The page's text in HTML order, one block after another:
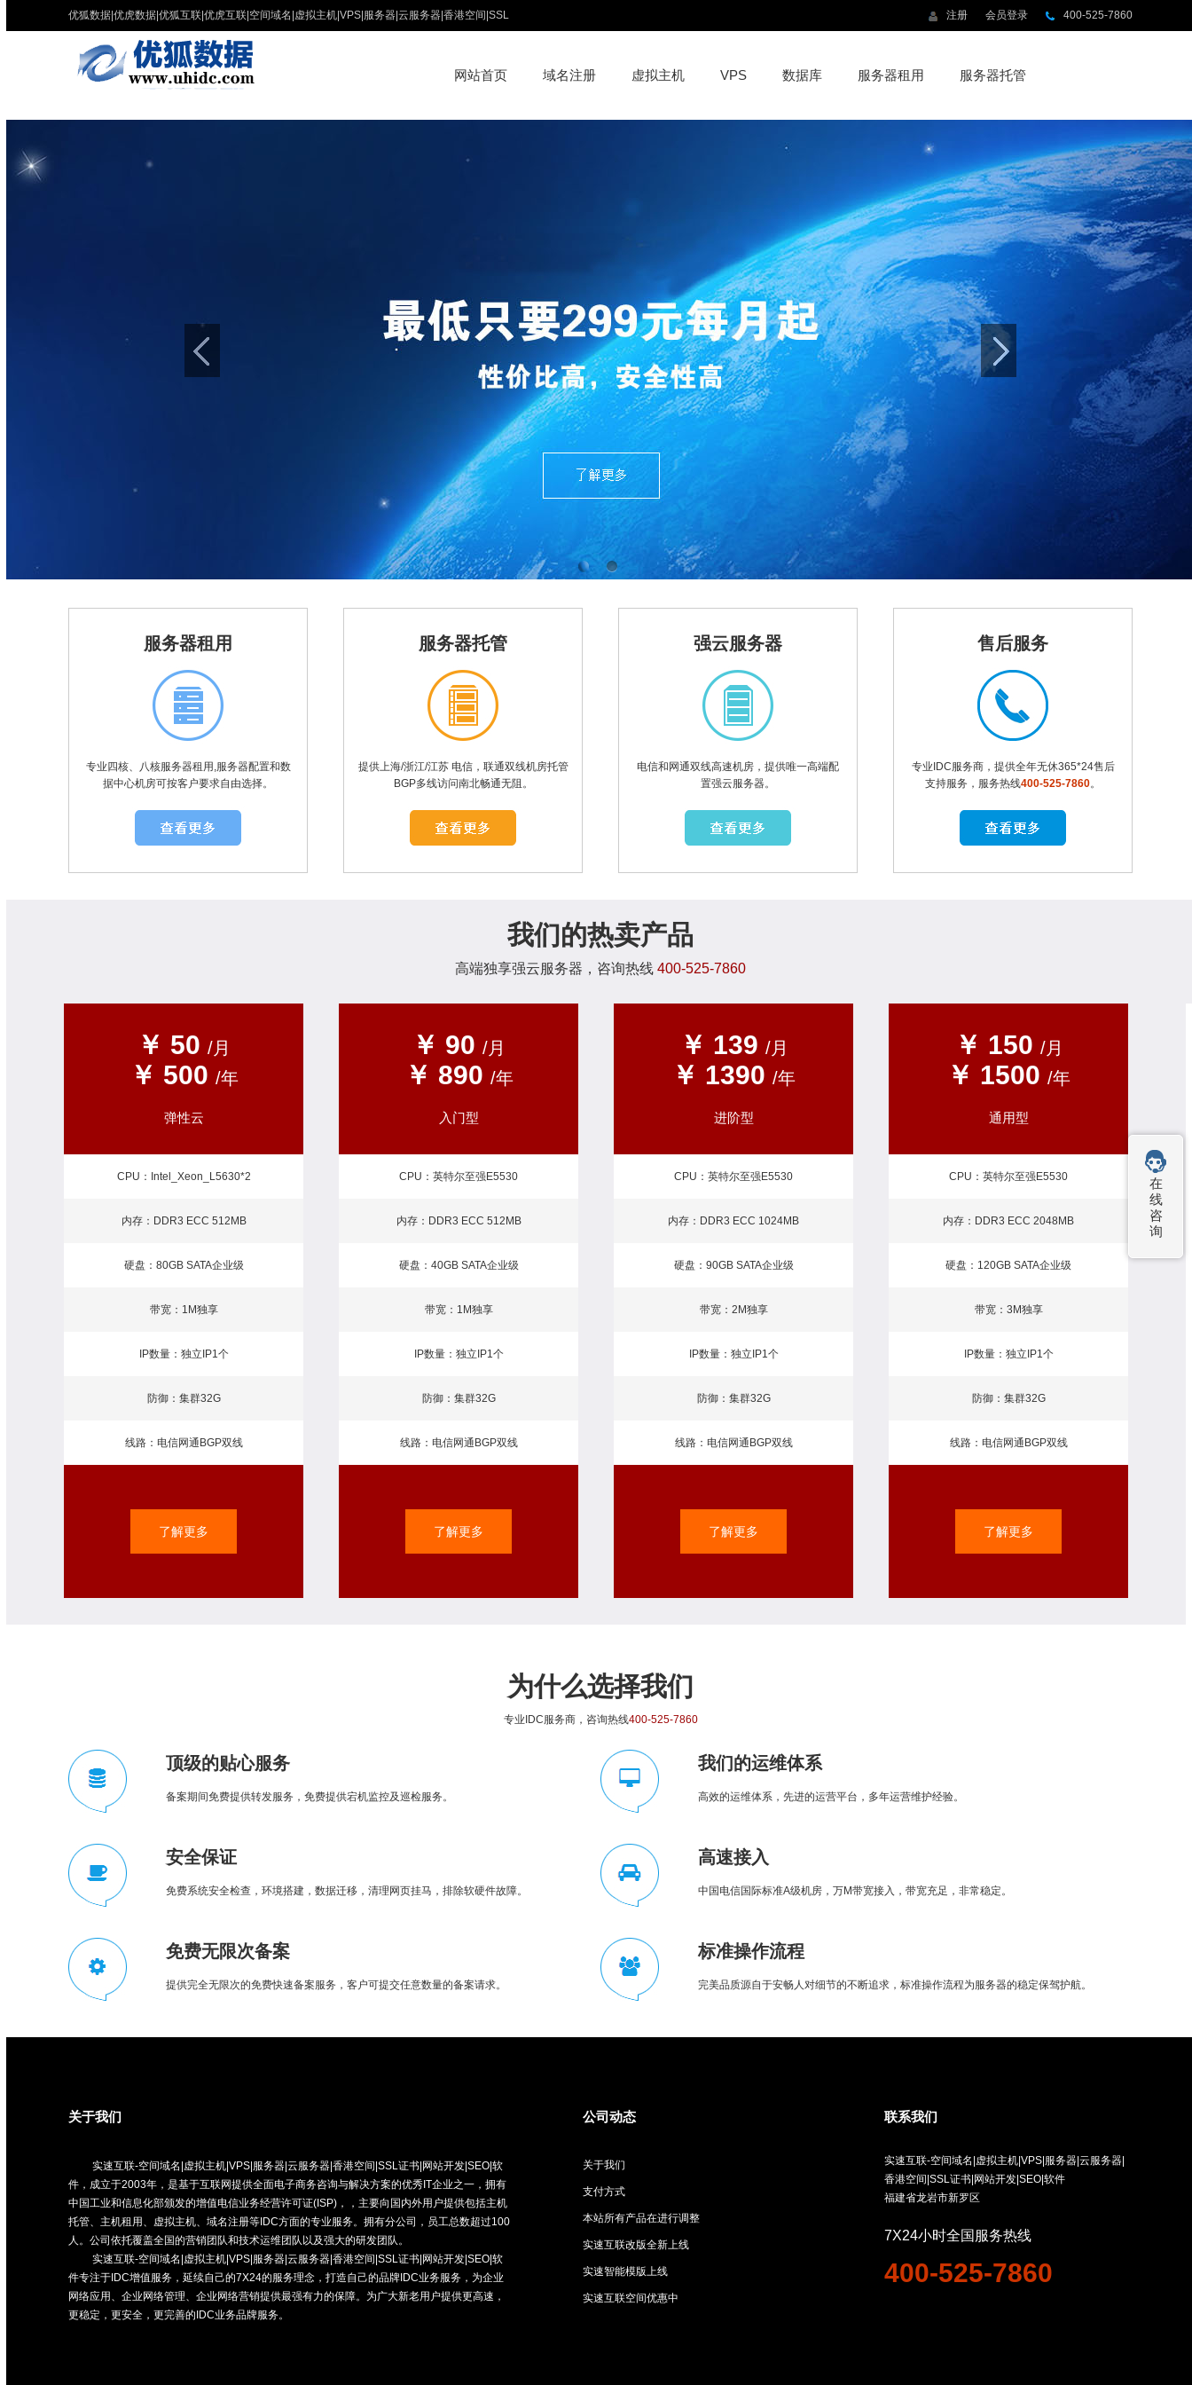
优狐数据|优虎数据|优狐互联|优虎互联|空间域名|虚拟主机|VPS|服务器|云服务器|香港空间|SSL
证书|网站开发|SEO|软件
400-525-7860
会员登录
注册
网站首页 域名注册 虚拟主机 VPS 数据库 服务器租用 服务器托管
2
服务器租用
专业四核、八核服务器租用,服务器配置和数
据中心机房可按客户要求自由选择。
服务器托管
提供上海/浙江/江苏 电信，联通双线机房托管
BGP多线访问南北畅通无阻。
强云服务器
电信和网通双线高速机房，提供唯一高端配
置强云服务器。
售后服务
专业IDC服务商，提供全年无休365*24售后
支持服务，服务热线400-525-7860。
我们的热卖产品
高端独享强云服务器，咨询热线 400-525-7860
￥ 50 /月
￥ 500 /年
弹性云
CPU：Intel_Xeon_L5630*2
内存：DDR3 ECC 512MB
硬盘：80GB SATA企业级
带宽：1M独享
IP数量：独立IP1个
防御：集群32G
线路：电信网通BGP双线
了解更多
￥ 90 /月
￥ 890 /年
入门型
CPU：英特尔至强E5530
内存：DDR3 ECC 512MB
硬盘：40GB SATA企业级
带宽：1M独享
IP数量：独立IP1个
防御：集群32G
线路：电信网通BGP双线
了解更多
￥ 139 /月
￥ 1390 /年
进阶型
CPU：英特尔至强E5530
内存：DDR3 ECC 1024MB
硬盘：90GB SATA企业级
带宽：2M独享
IP数量：独立IP1个
防御：集群32G
线路：电信网通BGP双线
了解更多
￥ 150 /月
￥ 1500 /年
通用型
CPU：英特尔至强E5530
内存：DDR3 ECC 2048MB
硬盘：120GB SATA企业级
带宽：3M独享
IP数量：独立IP1个
防御：集群32G
线路：电信网通BGP双线
了解更多
为什么选择我们
专业IDC服务商，咨询热线400-525-7860
顶级的贴心服务
备案期间免费提供转发服务，免费提供宕机监控及巡检服务。
我们的运维体系
高效的运维体系，先进的运营平台，多年运营维护经验。
安全保证
免费系统安全检查，环境搭建，数据迁移，清理网页挂马，排除软硬件故障。
高速接入
中国电信国际标准A级机房，万M带宽接入，带宽充足，非常稳定。
免费无限次备案
提供完全无限次的免费快速备案服务，客户可提交任意数量的备案请求。
标准操作流程
完美品质源自于安畅人对细节的不断追求，标准操作流程为服务器的稳定保驾护航。
关于我们
实速互联-空间域名|虚拟主机|VPS|服务器|云服务器|香港空间|SSL证书|网站开发|SEO|软
件，成立于2003年，是基于互联网提供全面电子商务咨询与解决方案的优秀IT企业之一，拥有
中国工业和信息化部颁发的增值电信业务经营许可证(ISP)，，主要向国内外用户提供包括主机
托管、主机租用、虚拟主机、域名注册等IDC方面的专业服务。拥有分公司，员工总数超过100
人。公司依托覆盖全国的营销团队和技术运维团队以及强大的研发团队。
实速互联-空间域名|虚拟主机|VPS|服务器|云服务器|香港空间|SSL证书|网站开发|SEO|软
件专注于IDC增值服务，延续自己的7X24的服务理念，打造自己的品牌IDC业务服务，为企业
网络应用、企业网络管理、企业网络营销提供最强有力的保障。为广大新老用户提供更高速，
更稳定，更安全，更完善的IDC业务品牌服务。
公司动态
关于我们
支付方式
本站所有产品在进行调整
实速互联改版全新上线
实速智能模版上线
实速互联空间优惠中
联系我们
实速互联-空间域名|虚拟主机|VPS|服务器|云服务器|
香港空间|SSL证书|网站开发|SEO|软件
福建省龙岩市新罗区
7X24小时全国服务热线
400-525-7860
在
线
咨
询